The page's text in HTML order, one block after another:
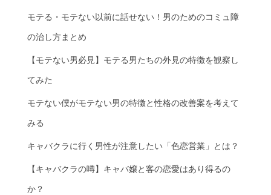
モテる・モテない以前に話せない！男のためのコミュ障
の治し方まとめ
【モテない男必見】モテる男たちの外見の特徴を観察し
てみた
モテない僕がモテない男の特徴と性格の改善案を考えて
みる
キャバクラに行く男性が注意したい「色恋営業」とは？
【キャバクラの噂】キャバ嬢と客の恋愛はあり得るの
か？